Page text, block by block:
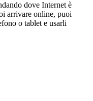
dove Internet è
arrivare online, puoi
o tablet e usarli